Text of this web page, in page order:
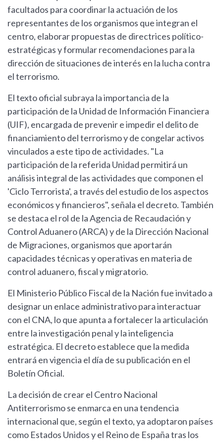
facultados para coordinar la actuación de los
representantes de los organismos que integran el
centro, elaborar propuestas de directrices político-
estratégicas y formular recomendaciones para la
dirección de situaciones de interés en la lucha contra
el terrorismo.
El texto oficial subraya la importancia de la
participación de la Unidad de Información Financiera
(UIF), encargada de prevenir e impedir el delito de
financiamiento del terrorismo y de congelar activos
vinculados a este tipo de actividades. "La
participación de la referida Unidad permitirá un
análisis integral de las actividades que componen el
'Ciclo Terrorista', a través del estudio de los aspectos
económicos y financieros", señala el decreto. También
se destaca el rol de la Agencia de Recaudación y
Control Aduanero (ARCA) y de la Dirección Nacional
de Migraciones, organismos que aportarán
capacidades técnicas y operativas en materia de
control aduanero, fiscal y migratorio.
El Ministerio Público Fiscal de la Nación fue invitado a
designar un enlace administrativo para interactuar
con el CNA, lo que apunta a fortalecer la articulación
entre la investigación penal y la inteligencia
estratégica. El decreto establece que la medida
entrará en vigencia el día de su publicación en el
Boletín Oficial.
La decisión de crear el Centro Nacional
Antiterrorismo se enmarca en una tendencia
internacional que, según el texto, ya adoptaron países
como Estados Unidos y el Reino de España tras los